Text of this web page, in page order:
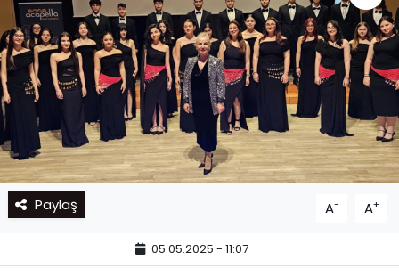
Paylaş A- A+
05.05.2025 - 11:07